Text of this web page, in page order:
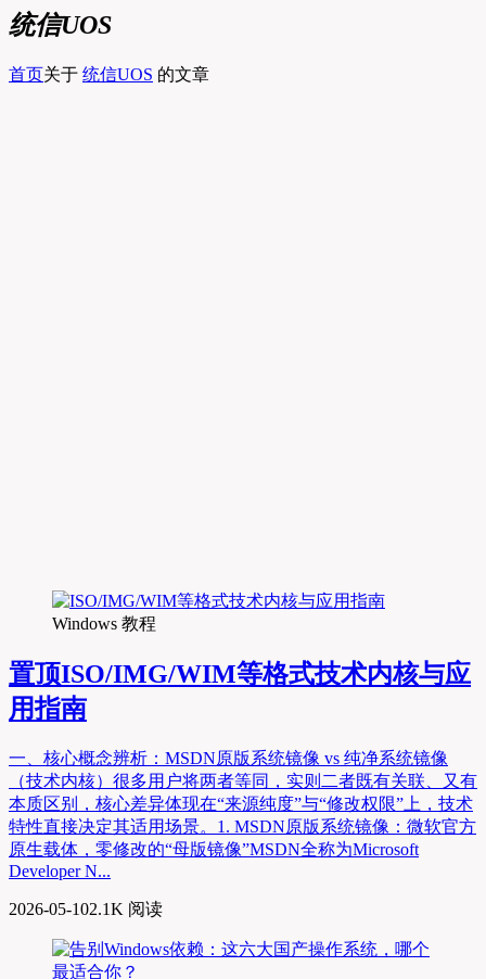
统信UOS
首页关于 统信UOS 的文章
Windows 教程
置顶ISO/IMG/WIM等格式技术内核与应
用指南
一、核心概念辨析：MSDN原版系统镜像 vs 纯净系统镜像
（技术内核）很多用户将两者等同，实则二者既有关联、又有
本质区别，核心差异体现在“来源纯度”与“修改权限”上，技术
特性直接决定其适用场景。1. MSDN原版系统镜像：微软官方
原生载体，零修改的“母版镜像”MSDN全称为Microsoft
Developer N...
2026-05-102.1K 阅读